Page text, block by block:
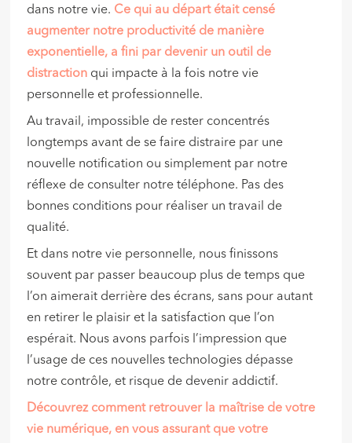
dans notre vie. Ce qui au départ était censé
augmenter notre productivité de manière
exponentielle, a fini par devenir un outil de
distraction qui impacte à la fois notre vie
personnelle et professionnelle.
Au travail, impossible de rester concentrés
longtemps avant de se faire distraire par une
nouvelle notification ou simplement par notre
réflexe de consulter notre téléphone. Pas des
bonnes conditions pour réaliser un travail de
qualité.
Et dans notre vie personnelle, nous finissons
souvent par passer beaucoup plus de temps que
l’on aimerait derrière des écrans, sans pour autant
en retirer le plaisir et la satisfaction que l’on
espérait. Nous avons parfois l’impression que
l’usage de ces nouvelles technologies dépasse
notre contrôle, et risque de devenir addictif.
Découvrez comment retrouver la maîtrise de votre
vie numérique, en vous assurant que votre